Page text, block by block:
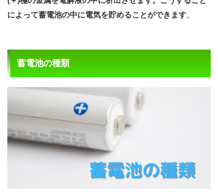
によって蓄電池の中に電気を貯めることができます。
蓄電池の種類